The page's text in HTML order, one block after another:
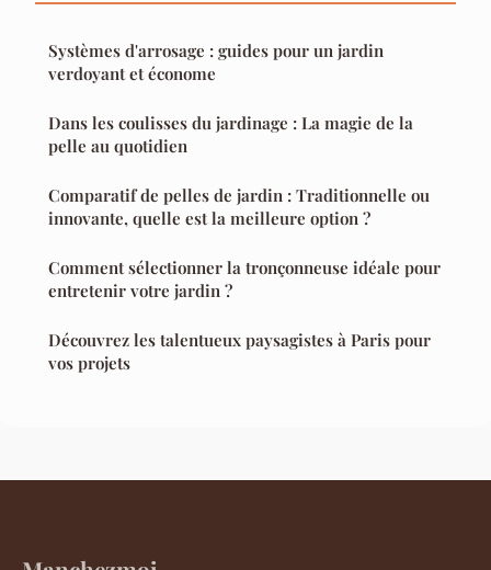
Systèmes d'arrosage : guides pour un jardin
verdoyant et économe
Dans les coulisses du jardinage : La magie de la
pelle au quotidien
Comparatif de pelles de jardin : Traditionnelle ou
innovante, quelle est la meilleure option ?
Comment sélectionner la tronçonneuse idéale pour
entretenir votre jardin ?
Découvrez les talentueux paysagistes à Paris pour
vos projets